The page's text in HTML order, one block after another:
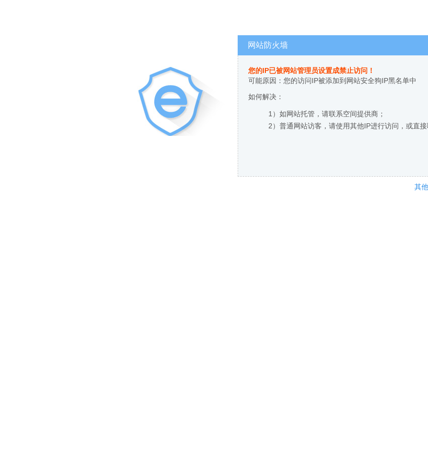
网站防火墙
您的IP已被网站管理员设置成禁止访问！
可能原因：您的访问IP被添加到网站安全狗IP黑名单中
如何解决：
1）如网站托管，请联系空间提供商；
2）普通网站访客，请使用其他IP进行访问，或直接
其